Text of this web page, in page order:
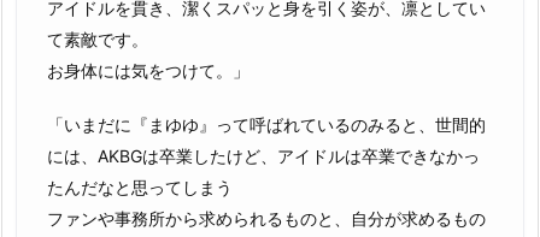
アイドルを貫き、潔くスパッと身を引く姿が、凛としてい
て素敵です。
お身体には気をつけて。」
「いまだに『まゆゆ』って呼ばれているのみると、世間的
には、AKBGは卒業したけど、アイドルは卒業できなかっ
たんだなと思ってしまう
ファンや事務所から求められるものと、自分が求めるもの